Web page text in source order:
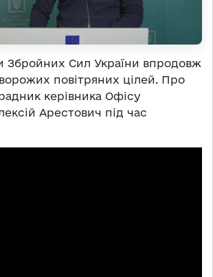
Збройних Сил України впродовж
повітряних цілей. Про
керівника Офісу
Арестович під час